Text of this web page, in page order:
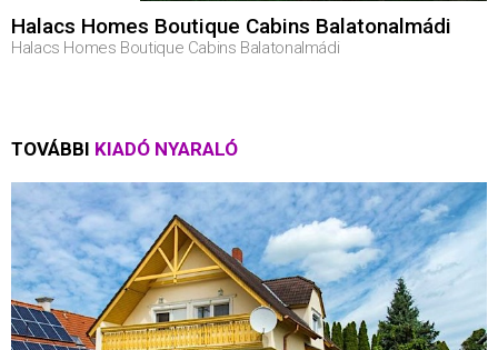
Halacs Homes Boutique Cabins Balatonalmádi
Halacs Homes Boutique Cabins Balatonalmádi
TOVÁBBI KIADÓ NYARALÓ